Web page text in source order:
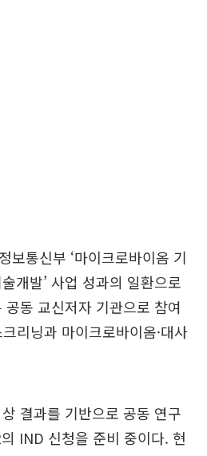
보통신부 ‘마이크로바이옴 기
개발’ 사업 성과의 일환으로
동 교신저자 기관으로 참여
리닝과 마이크로바이옴·대사
결과를 기반으로 공동 연구
IND 신청을 준비 중이다. 현